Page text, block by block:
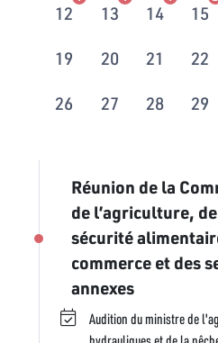
12 13 14 15
19 20 21 22
26 27 28 29
Réunion de la
de l’agriculture,
sécurité
commerce et des
annexes
Audition du ministre de